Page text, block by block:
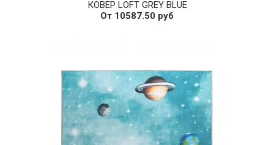
КОВЕР LOFT GREY BLUE
От 10587.50 руб